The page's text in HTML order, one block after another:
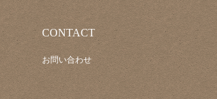
CONTACT
お問い合わせ